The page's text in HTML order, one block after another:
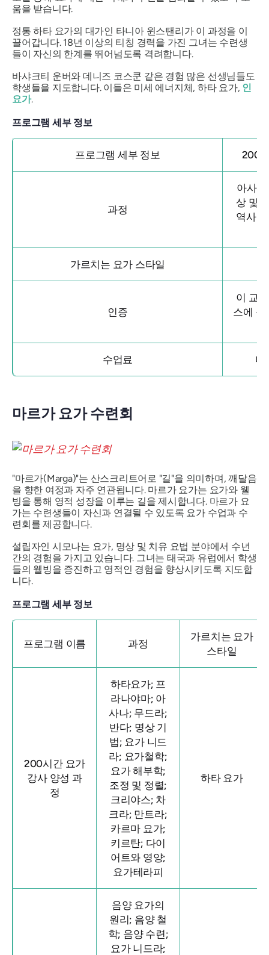
움을 받습니다.
정통 하타 요가의 대가인 타니아 윈스탠리가 이 과정을 이
끌어갑니다. 18년 이상의 티칭 경력을 가진 그녀는 수련생
들이 자신의 한계를 뛰어넘도록 격려합니다.
바샤크티 운버와 데니즈 코스쿤 같은 경험 많은 선생님들도
학생들을 지도합니다. 이들은 미세 에너지체, 하타 요가, 인
요가.
프로그램 세부 정보
프로그램 세부 정보 200
과정
아사
상 및
역사
가르치는 요가 스타일
인증
이 교
스에 공
수업료 미
마르가 요가 수련회
"마르가(Marga)"는 산스크리트어로 "길"을 의미하며, 깨달음
을 향한 여정과 자주 연관됩니다. 마르가 요가는 요가와 웰
빙을 통해 영적 성장을 이루는 길을 제시합니다. 마르가 요
가는 수련생들이 자신과 연결될 수 있도록 요가 수업과 수
련회를 제공합니다.
설립자인 시모나는 요가, 명상 및 치유 요법 분야에서 수년
간의 경험을 가지고 있습니다. 그녀는 태국과 유럽에서 학생
들의 웰빙을 증진하고 영적인 경험을 향상시키도록 지도합
니다.
프로그램 세부 정보
프로그램 이름 과정
가르치는 요가
스타일
200시간 요가
강사 양성 과
정
하타요가; 프
라나야마; 아
사나; 무드라;
반다; 명상 기
법; 요가 니드
라; 요가철학;
요가 해부학;
조정 및 정렬;
크리야스; 차
크라; 만트라;
카르마 요가;
키르탄; 다이
어트와 영양;
요가테라피
하타 요가
음양 요가의
원리; 음양 철
학; 음양 수련;
요가 니드라;